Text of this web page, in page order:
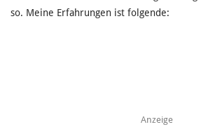
so. Meine Erfahrungen ist folgende:
Anzeige